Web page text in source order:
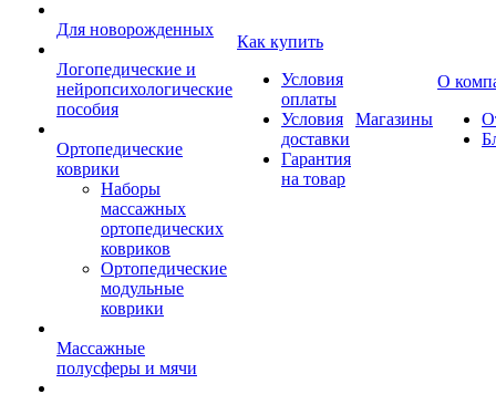
Для новорожденных
Логопедические и
нейропсихологические
пособия
Ортопедические
коврики
Наборы
массажных
ортопедических
ковриков
Ортопедические
модульные
коврики
Массажные
полусферы и мячи
Как купить
Условия
оплаты
Условия
доставки
Гарантия
на товар
Магазины
О